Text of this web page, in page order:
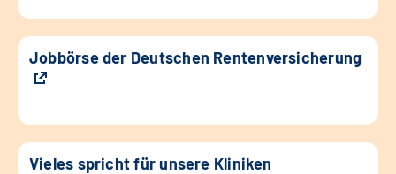
Jobbörse der Deutschen Rentenversicherung
Vieles spricht für unsere Kliniken